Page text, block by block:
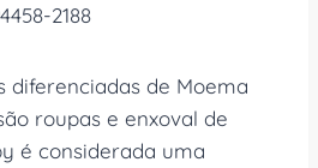
2188
diferenciadas de Moema
roupas e enxoval de
é considerada uma